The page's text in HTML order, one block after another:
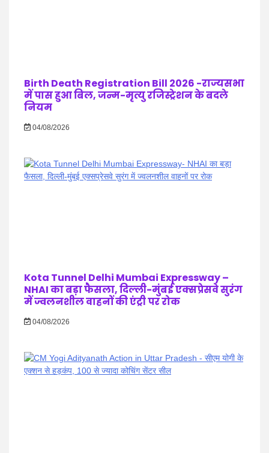
Birth Death Registration Bill 2026 -राज्यसभा
में पास हुआ बिल, जन्म-मृत्यु रजिस्ट्रेशन के बदले
नियम
04/08/2026
Kota Tunnel Delhi Mumbai Expressway –
NHAI का बड़ा फैसला, दिल्ली-मुंबई एक्सप्रेसवे सुरंग
में ज्वलनशील वाहनों की एंट्री पर रोक
04/08/2026